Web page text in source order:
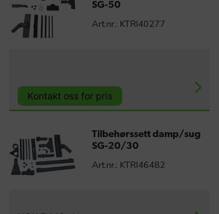
SG-50
Art.nr.: KTRI40277
Kontakt oss for pris
Tilbehørssett damp/sug
SG-20/30
Art.nr.: KTRI46482